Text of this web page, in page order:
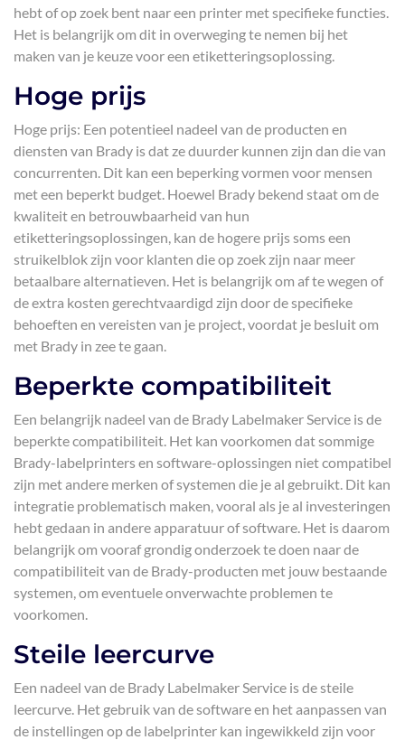
hebt of op zoek bent naar een printer met specifieke functies.
Het is belangrijk om dit in overweging te nemen bij het
maken van je keuze voor een etiketteringsoplossing.
Hoge prijs
Hoge prijs: Een potentieel nadeel van de producten en
diensten van Brady is dat ze duurder kunnen zijn dan die van
concurrenten. Dit kan een beperking vormen voor mensen
met een beperkt budget. Hoewel Brady bekend staat om de
kwaliteit en betrouwbaarheid van hun
etiketteringsoplossingen, kan de hogere prijs soms een
struikelblok zijn voor klanten die op zoek zijn naar meer
betaalbare alternatieven. Het is belangrijk om af te wegen of
de extra kosten gerechtvaardigd zijn door de specifieke
behoeften en vereisten van je project, voordat je besluit om
met Brady in zee te gaan.
Beperkte compatibiliteit
Een belangrijk nadeel van de Brady Labelmaker Service is de
beperkte compatibiliteit. Het kan voorkomen dat sommige
Brady-labelprinters en software-oplossingen niet compatibel
zijn met andere merken of systemen die je al gebruikt. Dit kan
integratie problematisch maken, vooral als je al investeringen
hebt gedaan in andere apparatuur of software. Het is daarom
belangrijk om vooraf grondig onderzoek te doen naar de
compatibiliteit van de Brady-producten met jouw bestaande
systemen, om eventuele onverwachte problemen te
voorkomen.
Steile leercurve
Een nadeel van de Brady Labelmaker Service is de steile
leercurve. Het gebruik van de software en het aanpassen van
de instellingen op de labelprinter kan ingewikkeld zijn voor